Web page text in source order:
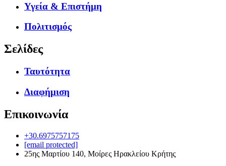
Υγεία & Επιστήμη
Πολιτισμός
Σελίδες
Ταυτότητα
Διαφήμιση
Επικοινωνία
+30.6975757175
[email protected]
25ης Μαρτίου 140, Μοίρες Ηρακλείου Κρήτης